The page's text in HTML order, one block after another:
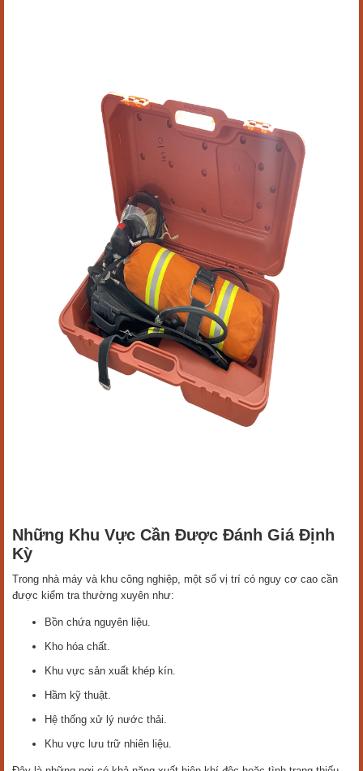
Những Khu Vực Cần Được Đánh Giá Định
Kỳ
Trong nhà máy và khu công nghiệp, một số vị trí có nguy cơ cao cần
được kiểm tra thường xuyên như:
Bồn chứa nguyên liệu.
Kho hóa chất.
Khu vực sản xuất khép kín.
Hầm kỹ thuật.
Hệ thống xử lý nước thải.
Khu vực lưu trữ nhiên liệu.